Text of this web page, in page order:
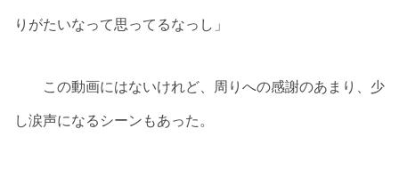
りがたいなって思ってるなっし」
この動画にはないけれど、周りへの感謝のあまり、少
し涙声になるシーンもあった。